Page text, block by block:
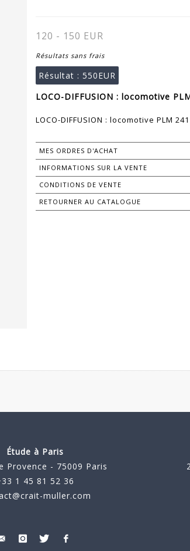
120 - 150 EUR
Résultats sans frais
Résultat : 550EUR
LOCO-DIFFUSION : locomotive
LOCO-DIFFUSION : locomotive PLM
MES ORDRES D'ACHAT
INFORMATIONS SUR LA VENTE
CONDITIONS DE VENTE
RETOURNER AU CATALOGUE
Étude à Paris
Provence - 75009 Paris
1 45 81 52 36
muller.com